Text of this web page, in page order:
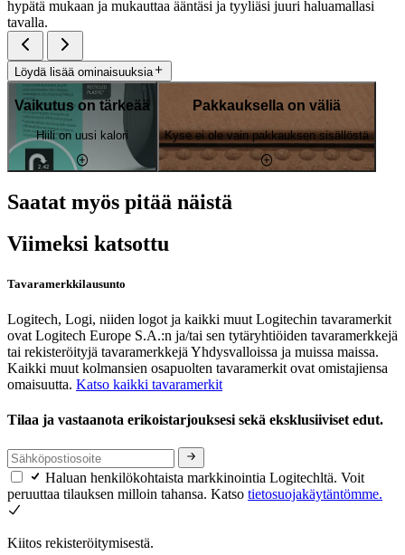
hypätä mukaan ja mukauttaa ääntäsi ja tyyliäsi juuri haluamallasi
tavalla.
Löydä lisää ominaisuuksia
Vaikutus on tärkeää
Hiili on uusi kalori
Pakkauksella on väliä
Kyse ei ole vain pakkauksen sisällöstä
Saatat myös pitää näistä
Viimeksi katsottu
Tavaramerkkilausunto
Logitech, Logi, niiden logot ja kaikki muut Logitechin tavaramerkit
ovat Logitech Europe S.A.:n ja/tai sen tytäryhtiöiden tavaramerkkejä
tai rekisteröityjä tavaramerkkejä Yhdysvalloissa ja muissa maissa.
Kaikki muut kolmansien osapuolten tavaramerkit ovat omistajiensa
omaisuutta. Katso kaikki tavaramerkit
Tilaa ja vastaanota erikoistarjouksesi sekä eksklusiiviset edut.
Haluan henkilökohtaista markkinointia Logitechltä. Voit
peruuttaa tilauksen milloin tahansa. Katso tietosuojakäytäntömme.
Kiitos rekisteröitymisestä.